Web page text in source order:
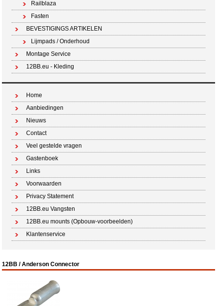
Railblaza
Fasten
BEVESTIGINGS ARTIKELEN
Lijmpads / Onderhoud
Montage Service
12BB.eu - Kleding
Home
Aanbiedingen
Nieuws
Contact
Veel gestelde vragen
Gastenboek
Links
Voorwaarden
Privacy Statement
12BB.eu Vangsten
12BB.eu mounts (Opbouw-voorbeelden)
Klantenservice
12BB / Anderson Connector